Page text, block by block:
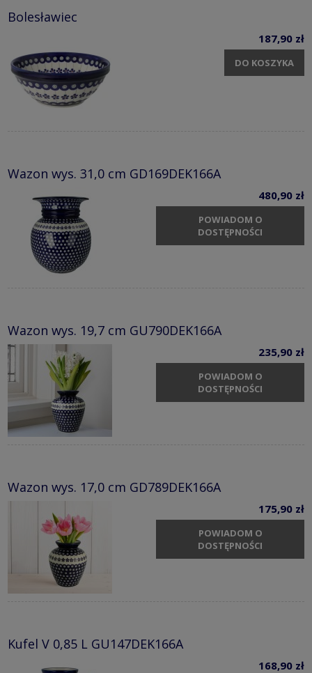
Bolesławiec
187,90 zł
DO KOSZYKA
Wazon wys. 31,0 cm GD169DEK166A
480,90 zł
POWIADOM O
DOSTĘPNOŚCI
Wazon wys. 19,7 cm GU790DEK166A
235,90 zł
POWIADOM O
DOSTĘPNOŚCI
Wazon wys. 17,0 cm GD789DEK166A
175,90 zł
POWIADOM O
DOSTĘPNOŚCI
Kufel V 0,85 L GU147DEK166A
168,90 zł